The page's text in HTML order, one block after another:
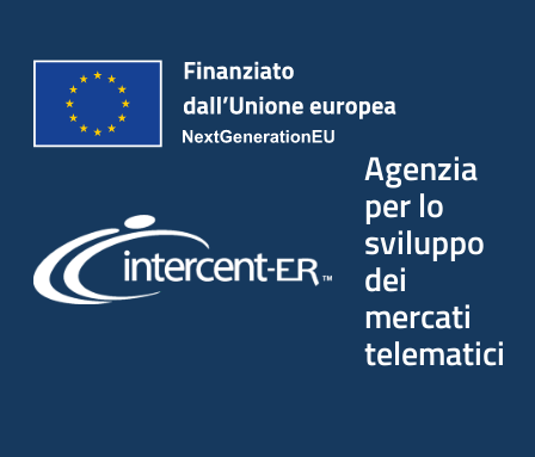
Agenzia
per lo
sviluppo
dei
mercati
telematici